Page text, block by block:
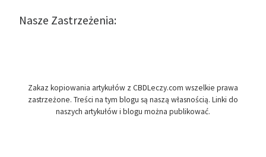
Nasze Zastrzeżenia:
Zakaz kopiowania artykułów z CBDLeczy.com wszelkie prawa
zastrzeżone. Treści na tym blogu są naszą własnością. Linki do
naszych artykułów i blogu można publikować.